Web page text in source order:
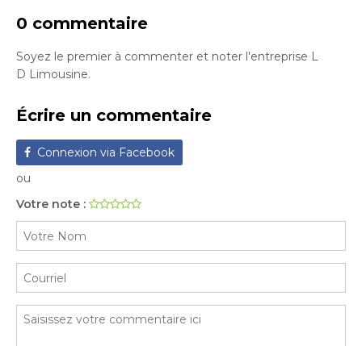
0 commentaire
Soyez le premier à commenter et noter l'entreprise L
D Limousine.
Écrire un commentaire
Connexion via Facebook
ou
Votre note :